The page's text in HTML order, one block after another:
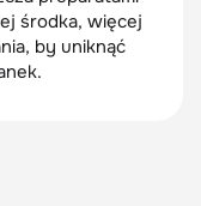
środka, więcej
by uniknąć